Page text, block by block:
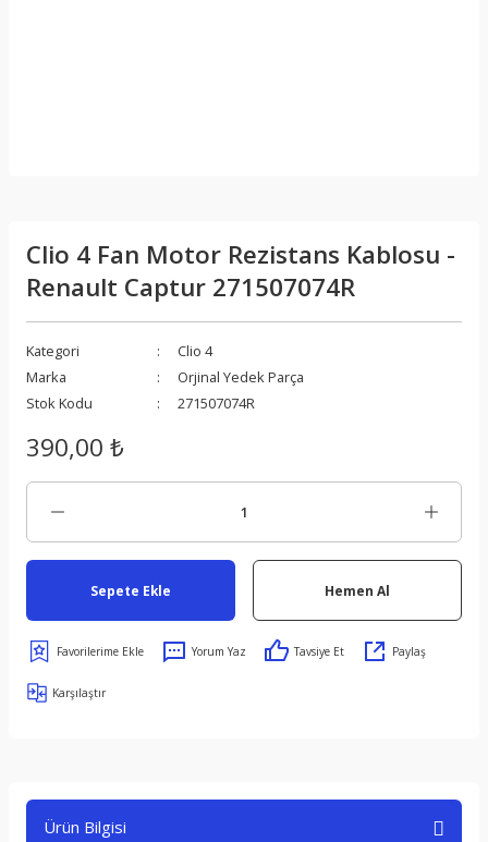
Clio 4 Fan Motor Rezistans Kablosu -
Renault Captur 271507074R
Kategori
Clio 4
Marka
Orjinal Yedek Parça
Stok Kodu
271507074R
390,00 ₺
Sepete Ekle Hemen Al
Yorum Yaz Tavsiye Et Paylaş
Karşılaştır
Ürün Bilgisi